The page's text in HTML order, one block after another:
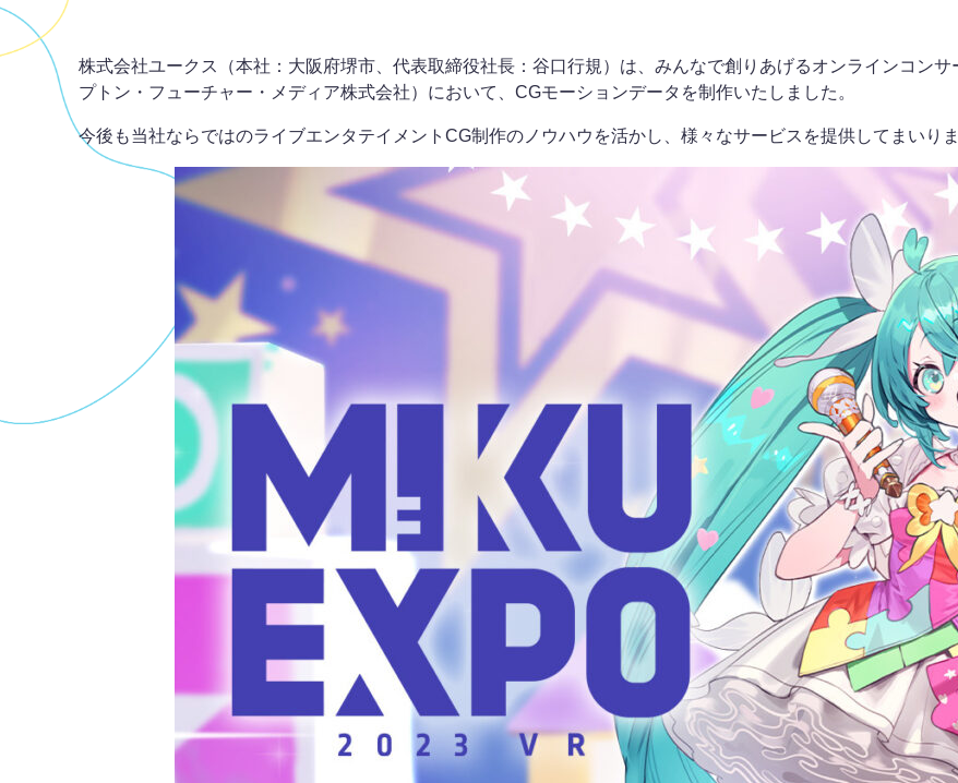
株式会社ユークス（本社：大阪府堺市、代表取締役社長：谷口行規）は、みんなで創りあげるオンラインコン
プトン・フューチャー・メディア株式会社）において、CGモーションデータを制作いたしました。
今後も当社ならではのライブエンタテイメントCG制作のノウハウを活かし、様々なサービスを提供してまいりま